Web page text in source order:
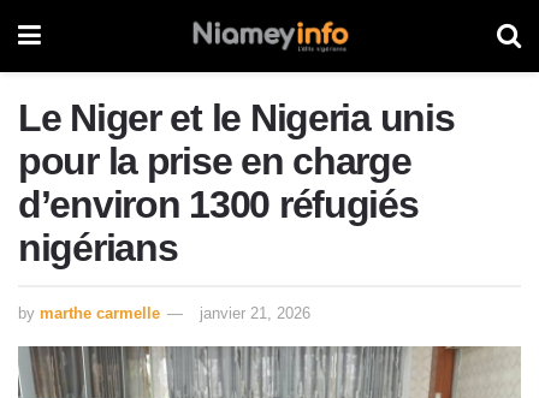
Le Niger et le Nigeria unis
pour la prise en charge
d’environ 1300 réfugiés
nigérians
by marthe carmelle janvier 21, 2026